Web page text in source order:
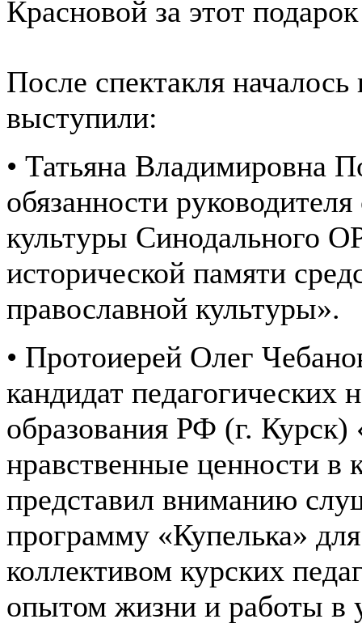
Красновой за этот
После спектакля
выступили:
• Татьяна Владимировна
обязанности
культуры Синодального
исторической памяти
православной культуры».
• Протоиерей Олег
кандидат педагогических
образования РФ (г.
нравственные ценности
представил вниманию
программу «Купелька»
коллективом курских
опытом жизни и работы в